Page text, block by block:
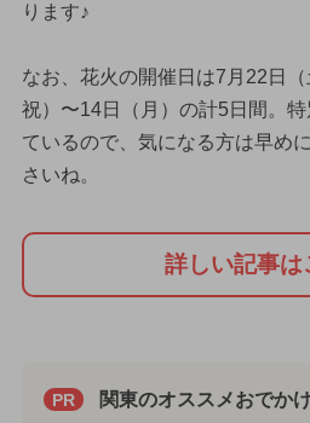
ります♪
なお、花火の開催日は7月22日
祝）〜14日（月）の計5日間。
ているので、気になる方は早め
さいね。
詳しい記事は
PR 関東のオススメおでか